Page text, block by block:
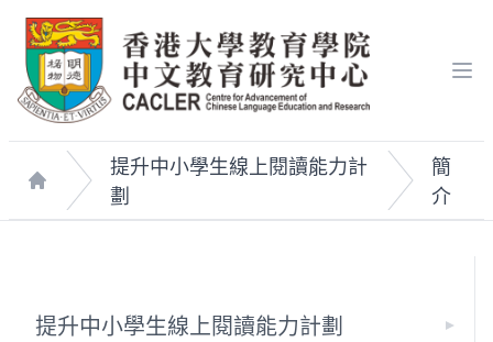
Home
提升中小學生線上閱讀能力計
劃
簡
介
提升中小學生線上閱讀能力計劃